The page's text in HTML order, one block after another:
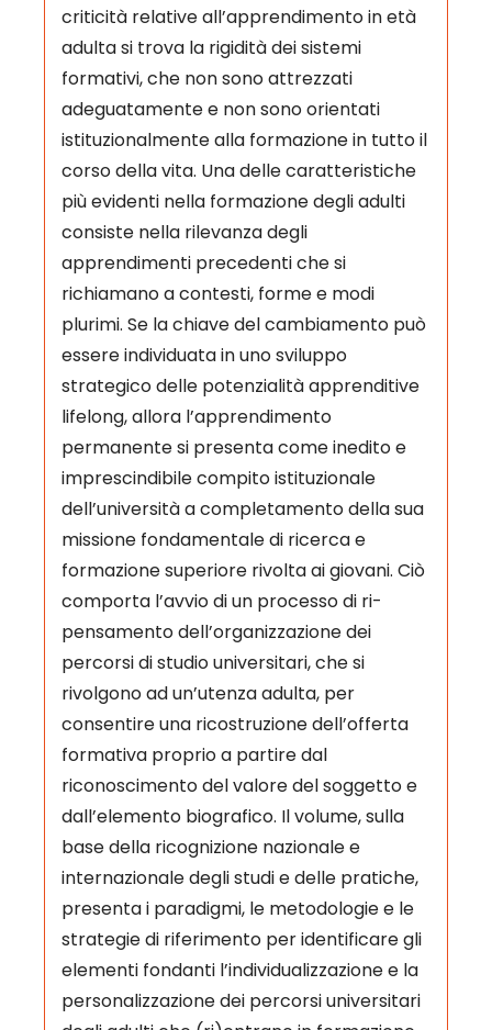
criticità relative all’apprendimento in età
adulta si trova la rigidità dei sistemi
formativi, che non sono attrezzati
adeguatamente e non sono orientati
istituzionalmente alla formazione in tutto il
corso della vita. Una delle caratteristiche
più evidenti nella formazione degli adulti
consiste nella rilevanza degli
apprendimenti precedenti che si
richiamano a contesti, forme e modi
plurimi. Se la chiave del cambiamento può
essere individuata in uno sviluppo
strategico delle potenzialità apprenditive
lifelong, allora l’apprendimento
permanente si presenta come inedito e
imprescindibile compito istituzionale
dell’università a completamento della sua
missione fondamentale di ricerca e
formazione superiore rivolta ai giovani. Ciò
comporta l’avvio di un processo di ri-
pensamento dell’organizzazione dei
percorsi di studio universitari, che si
rivolgono ad un’utenza adulta, per
consentire una ricostruzione dell’offerta
formativa proprio a partire dal
riconoscimento del valore del soggetto e
dall’elemento biografico. Il volume, sulla
base della ricognizione nazionale e
internazionale degli studi e delle pratiche,
presenta i paradigmi, le metodologie e le
strategie di riferimento per identificare gli
elementi fondanti l’individualizzazione e la
personalizzazione dei percorsi universitari